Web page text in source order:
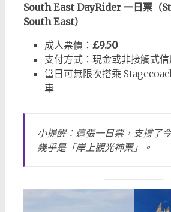
South East DayRider 一日票（
South East）
成人票價： £9.50
支付方式：現金或非接觸式
當日可無限次搭乘
車
小提醒：這張一日票，支撐了
幾乎是「岸上觀光神票」。